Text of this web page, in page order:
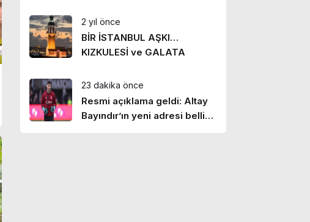
2 yıl önce
BİR İSTANBUL AŞKI…
KIZKULESİ ve GALATA
23 dakika önce
Resmi açıklama geldi: Altay
Bayındır’ın yeni adresi belli